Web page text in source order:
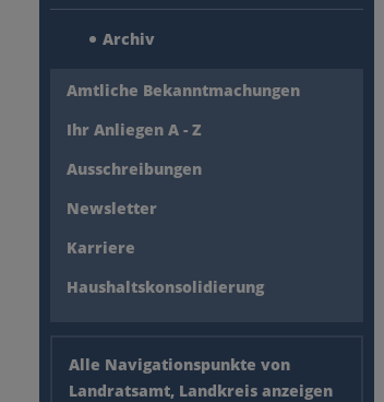
Archiv
Amtliche Bekanntmachungen
Ihr Anliegen A - Z
Ausschreibungen
Newsletter
Karriere
Haushaltskonsolidierung
Alle Navigationspunkte von
Landratsamt, Landkreis anzeigen